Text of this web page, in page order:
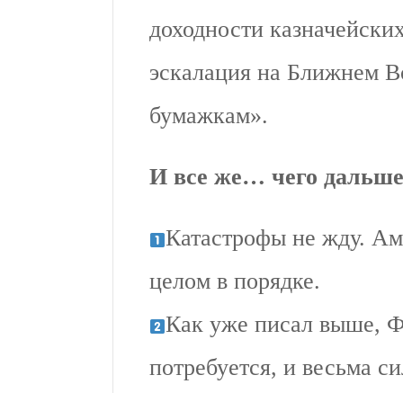
доходности
эскалация на Ближнем
бумажкам».
И все же… чего
Катастрофы не жду.
целом в порядке.
Как уже писал выше,
потребуется, и весьма